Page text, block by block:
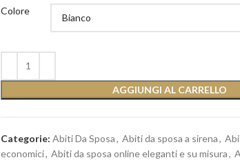
Colore
AGGIUNGI AL CARRELLO
Categorie: Abiti Da Sposa, Abiti da sposa a sirena,
economici, Abiti da sposa online eleganti e su misura,